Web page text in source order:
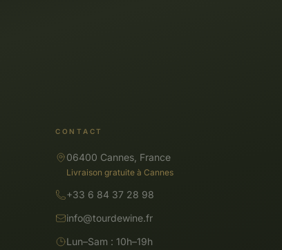
CONTACT
06400 Cannes, France
Livraison gratuite à Cannes
+33 6 84 37 28 98
info@tourdewine.fr
Lun–Sam : 10h–19h